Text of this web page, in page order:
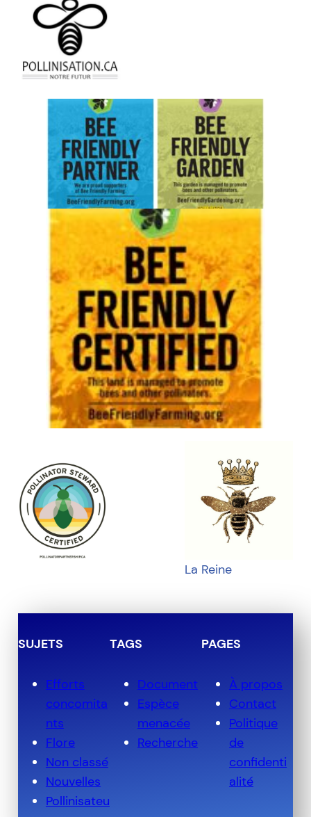
La Reine
SUJETS
Efforts
concomita
nts
Flore
Non classé
Nouvelles
Pollinisateu
TAGS
Document
Espèce
menacée
Recherche
PAGES
À propos
Contact
Politique
de
confidenti
alité